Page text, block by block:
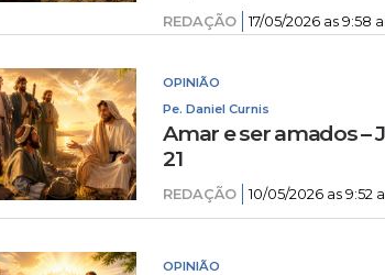
REDAÇÃO 17/05/2026 as 9:58
OPINIÃO
Pe. Daniel Curnis
Amar e ser amados –
21
REDAÇÃO 10/05/2026 as 9:52
OPINIÃO